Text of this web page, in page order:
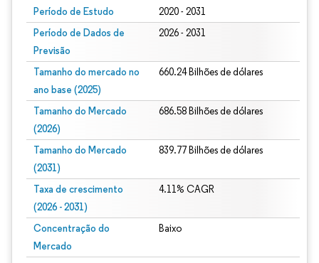
Período de Estudo 2020 - 2031
Período de Dados de
Previsão
2026 - 2031
Tamanho do mercado no
ano base (2025)
660.24 Bilhões de dólares
Tamanho do Mercado
(2026)
686.58 Bilhões de dólares
Tamanho do Mercado
(2031)
839.77 Bilhões de dólares
Taxa de crescimento
(2026 - 2031)
4.11% CAGR
Concentração do
Mercado
Baixo